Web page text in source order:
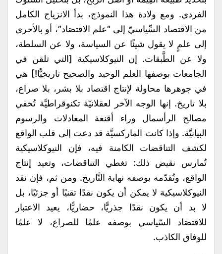
الفردي. ومع ولادة هذا النموذج، بدأ الانزياح الكامل
من الاقتصاد السِّياسيّ إلى “علم الاقتصَاد”، أو بالأحرى
إلى علمٍ لا يقول شيئًا عن السياسة، ولا عن السلطة،
ولا عن الطَّبقات. إن النيوكلاسيكية [التي تلقن في
الجامعات بوصفها العلم الوحيد والصحيح تاريخيًّا!] هي
في جوهرها محاولة لإنتاج اقتصاد بلا بشر، بلا صراع،
بلا تاريخ. إنها الوجه الآخر لعقلانيّة تكنوقراطيَّة تُخفي
مصالح الرأسمال وراء أقنعة المعادلات والرسوم
البيانيَّة. وإذا كانت الماركسيَّة قد دعت إلى قلب الواقع
لكشف التناقضات الكامنة فيه، فإن النيوكلاسيكية
تُمارس نقيض ذلك: تغطي التناقضات، وتعيد إنتاج
الواقع، وتُقدّمه بوصفه نهاية التَّاريخ. ومن ثم، فإن نقد
النيوكلاسيكية لا يمكن أن يكون نقدًا تقنيًا أو جزئيًا، بل
لا بد أن يكون نقدًا جذريًّا، حضاريًّا، يعيد الاعتبار
للاقتصَاد السّياسي بوصفه علمًا للصراع، لا علمًا
للوفاق الكاذب.